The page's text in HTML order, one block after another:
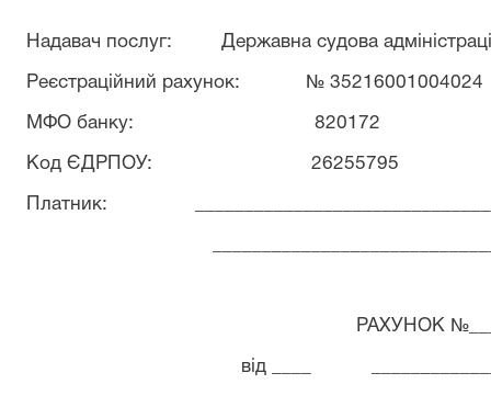
Надавач послуг: Державна судова
Реєстраційний рахунок: № 35216001004024
МФО банку: 820172
Код ЄДРПОУ: 26255795
Платник:
РАХУНОК
від ____